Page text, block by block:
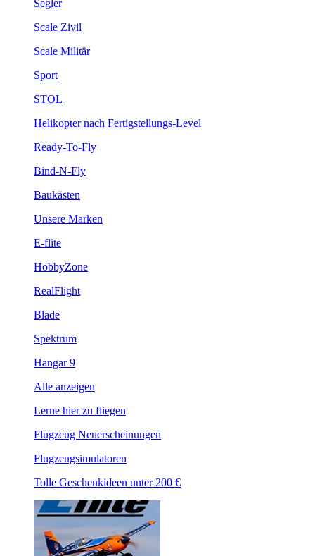
Segler
Scale Zivil
Scale Militär
Sport
STOL
Helikopter nach Fertigstellungs-Level
Ready-To-Fly
Bind-N-Fly
Baukästen
Unsere Marken
E-flite
HobbyZone
RealFlight
Blade
Spektrum
Hangar 9
Alle anzeigen
Lerne hier zu fliegen
Flugzeug Neuerscheinungen
Flugzeugsimulatoren
Tolle Geschenkideen unter 200 €